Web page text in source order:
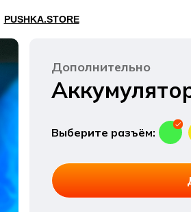
PUSHKA.STORE
PUSHKA.STORE
Выберите разъём:
Дополнительно